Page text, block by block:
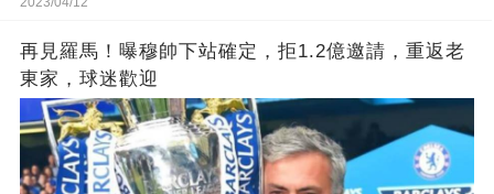
再見羅馬！曝穆帥下站確定，拒1.2億邀請，重返老
東家，球迷歡迎